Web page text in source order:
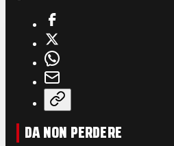
DA NON PERDERE